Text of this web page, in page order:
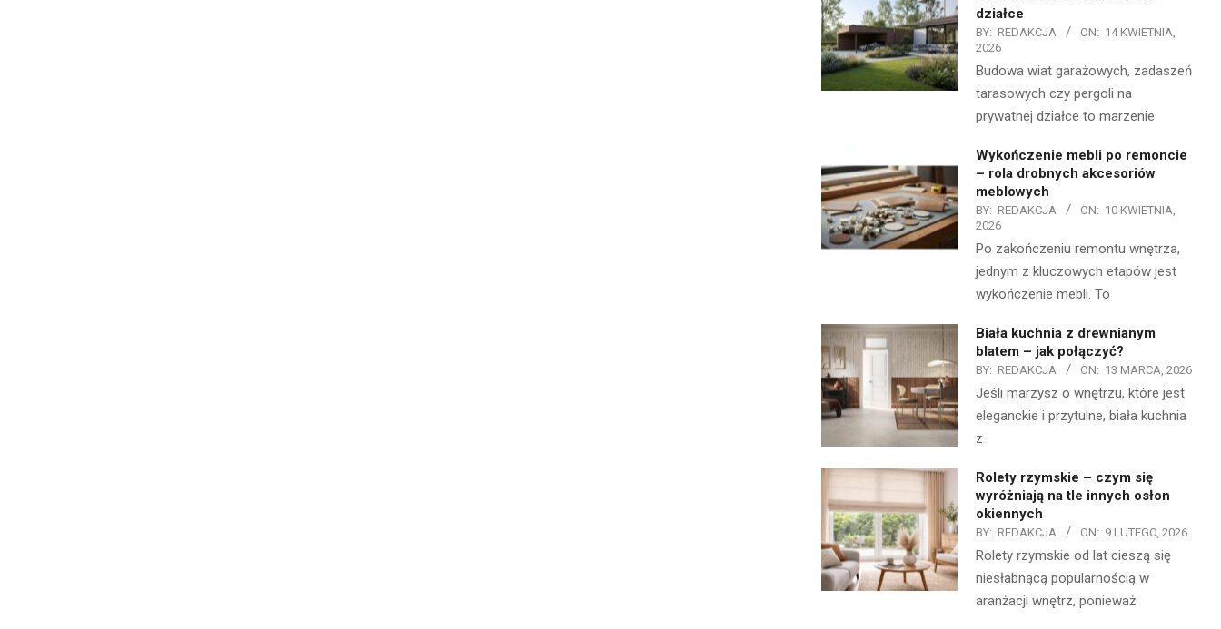
działce
BY: REDAKCJA ON: 14 KWIETNIA,
2026
Budowa wiat garażowych, zadaszeń
tarasowych czy pergoli na
prywatnej działce to marzenie
Wykończenie mebli po remoncie
– rola drobnych akcesoriów
meblowych
BY: REDAKCJA ON: 10 KWIETNIA,
2026
Po zakończeniu remontu wnętrza,
jednym z kluczowych etapów jest
wykończenie mebli. To
Biała kuchnia z drewnianym
blatem – jak połączyć?
BY: REDAKCJA ON: 13 MARCA, 2026
Jeśli marzysz o wnętrzu, które jest
eleganckie i przytulne, biała kuchnia
z
Rolety rzymskie – czym się
wyróżniają na tle innych osłon
okiennych
BY: REDAKCJA ON: 9 LUTEGO, 2026
Rolety rzymskie od lat cieszą się
niesłabnącą popularnością w
aranżacji wnętrz, ponieważ